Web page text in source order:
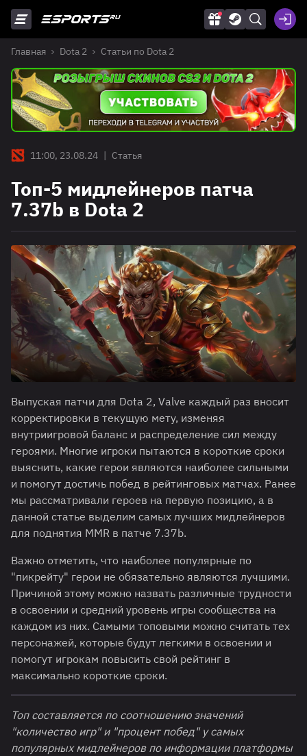
Главная Dota 2 Статьи по Dota 2
11:00, 23.08.24 | Статья
Топ-5 мидлейнеров патча
7.37b в Dota 2
Выпуская патчи для Dota 2, Valve каждый раз вносит
корректировки в текущую мету, изменяя
внутриигровой баланс и распределение сил между
героями. Многие игроки пытаются в короткие сроки
выяснить, какие герои являются наиболее сильными
и помогут достичь побед в рейтинговых матчах. Ранее
мы рассматривали героев на первую позицию, а в
данной статье выделим самых лучших мидлейнеров
для поднятия MMR в патче 7.37b.
Важно отметить, что наиболее популярные по
"пикрейту" герои не обязательно являются лучшими.
Причиной этому можно назвать различные трудности
в освоении и средний уровень игры сообщества на
каждом из них. Самыми топовыми можно считать тех
персонажей, которые будут легкими в освоении и
помогут игрокам повысить свой рейтинг в
максимально короткие сроки.
Топ составляется по соотношению значений
"количество игр" и "процент побед" у самых
популярных мидлейнеров по информации платформы